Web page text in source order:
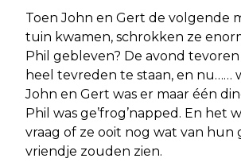
Toen John en Gert de volgende
tuin kwamen, schrokken ze
Phil gebleven? De avond
heel tevreden te staan, en nu……
John en Gert was er maar één
Phil was ge’frog’napped. En het
vraag of ze ooit nog wat van hun
vriendje zouden zien.